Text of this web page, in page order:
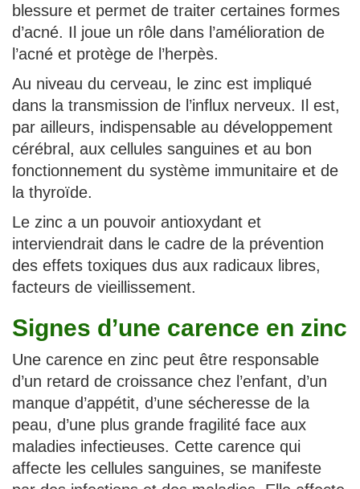
blessure et permet de traiter certaines formes
d’acné. Il joue un rôle dans l’amélioration de
l’acné et protège de l’herpès.
Au niveau du cerveau, le zinc est impliqué
dans la transmission de l’influx nerveux. Il est,
par ailleurs, indispensable au développement
cérébral, aux cellules sanguines et au bon
fonctionnement du système immunitaire et de
la thyroïde.
Le zinc a un pouvoir antioxydant et
interviendrait dans le cadre de la prévention
des effets toxiques dus aux radicaux libres,
facteurs de vieillissement.
Signes d’une carence en zinc
Une carence en zinc peut être responsable
d’un retard de croissance chez l’enfant, d’un
manque d’appétit, d’une sécheresse de la
peau, d’une plus grande fragilité face aux
maladies infectieuses. Cette carence qui
affecte les cellules sanguines, se manifeste